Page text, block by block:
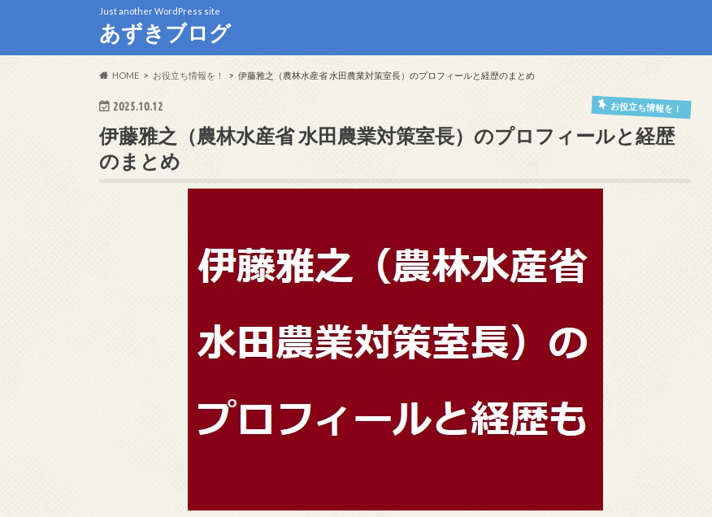
Just another WordPress site
あずきブログ
HOME お役立ち情報を！ 伊藤雅之（農林水産省 水田農業対策室長）のプロフィールと経歴のまとめ
2025.10.12 お役立ち情報を！
伊藤雅之（農林水産省 水田農業対策室長）のプロフィールと経歴
のまとめ